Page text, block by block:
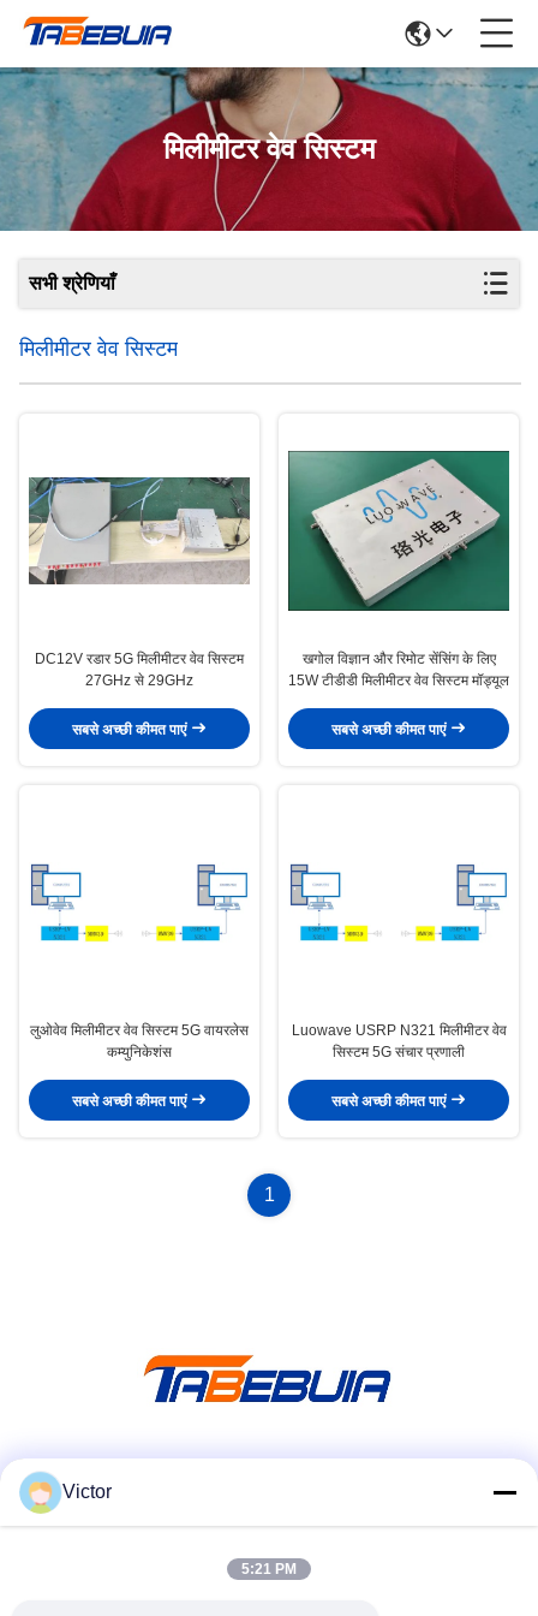
मिलीमीटर वेव सिस्टम
सभी श्रेणियाँ
मिलीमीटर वेव सिस्टम
DC12V रडार 5G मिलीमीटर वेव सिस्टम
27GHz से 29GHz
सबसे अच्छी कीमत पाएं
खगोल विज्ञान और रिमोट सेंसिंग के लिए
15W टीडीडी मिलीमीटर वेव सिस्टम मॉड्यूल
सबसे अच्छी कीमत पाएं
लुओवेव मिलीमीटर वेव सिस्टम 5G वायरलेस
कम्युनिकेशंस
सबसे अच्छी कीमत पाएं
Luowave USRP N321 मिलीमीटर वेव
सिस्टम 5G संचार प्रणाली
सबसे अच्छी कीमत पाएं
1
त्वरित संपर्क
Victor
5:21 PM